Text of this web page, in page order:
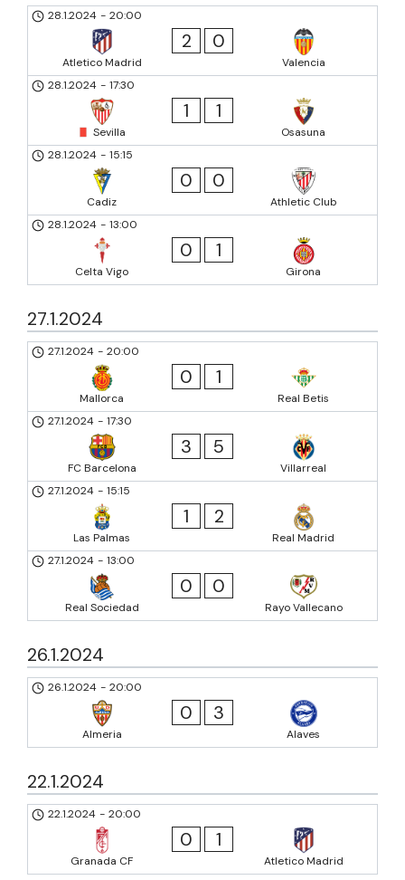
28.1.2024 - 20:00
Atletico Madrid
2 0
Valencia
28.1.2024 - 17:30
Sevilla
1 1
Osasuna
28.1.2024 - 15:15
Cadiz
0 0
Athletic Club
28.1.2024 - 13:00
Celta Vigo
0 1
Girona
27.1.2024
27.1.2024 - 20:00
Mallorca
0 1
Real Betis
27.1.2024 - 17:30
FC Barcelona
3 5
Villarreal
27.1.2024 - 15:15
Las Palmas
1 2
Real Madrid
27.1.2024 - 13:00
Real Sociedad
0 0
Rayo Vallecano
26.1.2024
26.1.2024 - 20:00
Almeria
0 3
Alaves
22.1.2024
22.1.2024 - 20:00
Granada CF
0 1
Atletico Madrid